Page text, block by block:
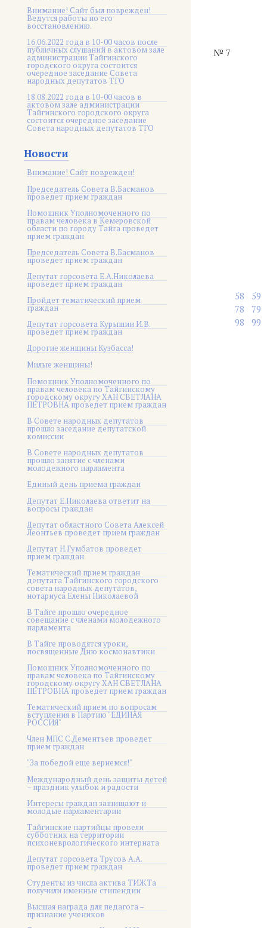
Внимание! Сайт был поврежден!
Ведутся работы по его
восстановлению.
16.06.2022 года в 10-00 часов после
публичных слушаний в актовом зале
администрации Тайгинского
городского округа состоится
очередное заседание Совета
народных депутатов ТГО
18.08.2022 года в 10-00 часов в
актовом зале администрации
Тайгинского городского округа
состоится очередное заседание
Совета народных депутатов ТГО
Новости
Внимание! Сайт поврежден!
Председатель Совета В.Басманов
проведет прием граждан
Помощник Уполномоченного по
правам человека в Кемеровской
области по городу Тайга проведет
прием граждан
Председатель Совета В.Басманов
проведет прием граждан
Депутат горсовета Е.А.Николаева
проведет прием граждан
Пройдет тематический прием
граждан
Депутат горсовета Курышин И.В.
проведет прием граждан
Дорогие женщины Кузбасса!
Милые женщины!
Помощник Уполномоченного по
правам человека по Тайгинскому
городскому округу ХАН СВЕТЛАНА
ПЕТРОВНА проведет прием граждан
В Совете народных депутатов
прошло заседание депутатской
комиссии
В Совете народных депутатов
прошло занятие с членами
молодежного парламента
Единый день приема граждан
Депутат Е.Николаева ответит на
вопросы граждан
Депутат областного Совета Алексей
Леонтьев проведет прием граждан
Депутат Н.Гумбатов проведет
прием граждан
Тематический прием граждан
депутата Тайгинского городского
совета народных депутатов,
нотариуса Елены Николаевой
В Тайге прошло очередное
совещание с членами молодежного
парламента
В Тайге проводятся уроки,
посвященные Дню космонавтики
Помощник Уполномоченного по
правам человека по Тайгинскому
городскому округу ХАН СВЕТЛАНА
ПЕТРОВНА проведет прием граждан
Тематический прием по вопросам
вступления в Партию "ЕДИНАЯ
РОССИЯ"
Член МПС С.Дементьев проведет
прием граждан
"За победой еще вернемся!"
Международный день защиты детей
– праздник улыбок и радости
Интересы граждан защищают и
молодые парламентарии
Тайгинские партийцы провели
субботник на территории
психоневрологического интерната
Депутат горсовета Трусов А.А.
проведет прием граждан
Студенты из числа актива ТИЖТа
получили именные стипендии
Высшая награда для педагога –
признание учеников
№ 7
58
59
78
79
98
99